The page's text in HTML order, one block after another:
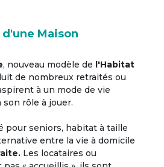
Maison
, nouveau modèle de l'Habitat
de nombreux retraités ou
à un mode de vie
rôle à jouer.
pour seniors, habitat à taille
entre la vie à domicile
Les locataires ou